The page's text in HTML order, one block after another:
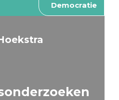
Democratie